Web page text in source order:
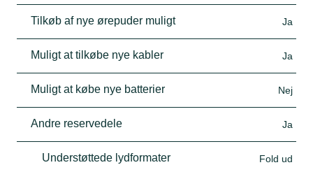
Tilkøb af nye ørepuder muligt Ja
Muligt at tilkøbe nye kabler Ja
Muligt at købe nye batterier Nej
Andre reservedele Ja
Understøttede lydformater Fold ud